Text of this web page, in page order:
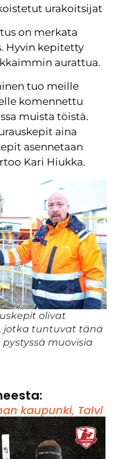
urakoitsijat
on merkata
Hyvin kepitetty
aurattua.
tuo meille
komennettu
muista töistä.
aina
asennetaan
Kari Hiukka.
olivat
jotka tuntuvat tänä
muovisia
kaupunki, Talvi